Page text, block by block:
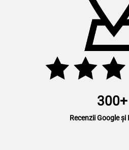
300+
Recenzii Google și